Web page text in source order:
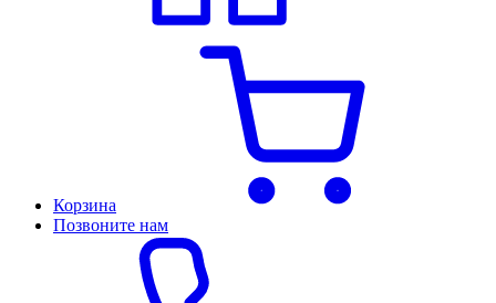
Корзина
Позвоните нам